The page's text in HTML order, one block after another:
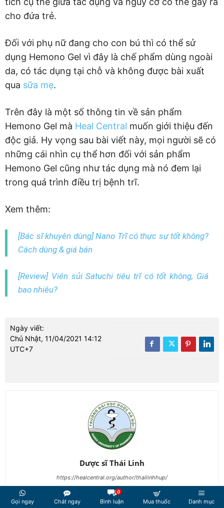
cho đứa trẻ.
Đối với phụ nữ đang cho con bú thì có thể sử
dụng Hemono Gel vì đây là chế phẩm dùng ngoài
da, có tác dụng tại chỗ và không được bài xuất
qua sữa mẹ.
Trên đây là một số thông tin về sản phẩm
Hemono Gel mà Heal Central muốn giới thiệu đến
độc giả. Hy vọng sau bài viết này, mọi người sẽ có
những cái nhìn cụ thể hơn đối với sản phẩm
Hemono Gel cũng như tác dụng mà nó đem lại
trong quá trình điều trị bệnh trĩ.
Xem thêm:
[Bác sĩ khuyên dùng] Nano Trĩ có thực sự tốt không?
Cách dùng & giá bán
[Review] Viên sủi Satuchi tiêu trĩ có tốt không, Giá
bao nhiêu?
Ngày viết:
Chủ Nhật, 11/04/2021 14:12
UTC+7
Dược sĩ Thái Linh
https://healcentral.org/author/thailinhhup/
Tôi là Dược sĩ tốt nghiệp khóa K69 - Đại học Dược Hà Nội. Từ 2018 -
2019, tôi là Dược sĩ tư vấn tại Nhà thuốc. Năm 2020 tôi đảm nhận vai
Gọi ngay Chát ngay
0
Bình luận Mua thuốc Danh mục